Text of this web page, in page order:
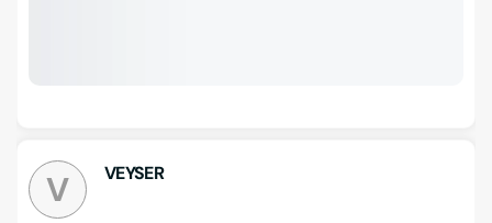
V VEYSER